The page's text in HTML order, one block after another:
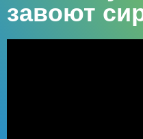
завоют